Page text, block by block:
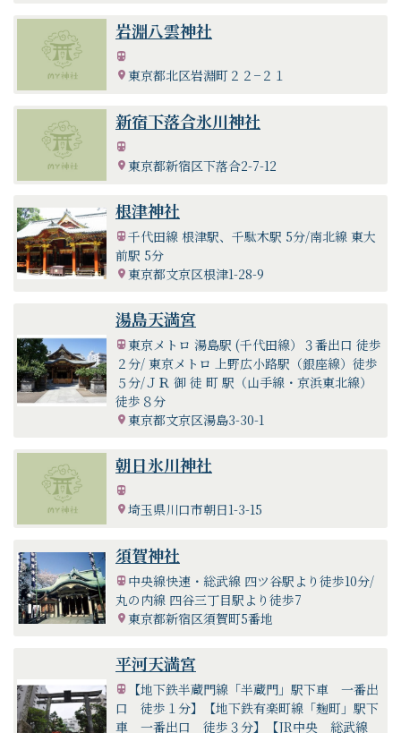
岩淵八雲神社
東京都北区岩淵町２２−２１
新宿下落合氷川神社
東京都新宿区下落合2-7-12
根津神社
千代田線 根津駅、千駄木駅 5分/南北線 東大
前駅 5分
東京都文京区根津1-28-9
湯島天満宮
東京メトロ 湯島駅 (千代田線）３番出口 徒歩
２分/ 東京メトロ 上野広小路駅（銀座線）徒歩
５分/ＪＲ 御 徒 町 駅（山手線・京浜東北線）
徒歩８分
東京都文京区湯島3-30-1
朝日氷川神社
埼玉県川口市朝日1-3-15
須賀神社
中央線快速・総武線 四ツ谷駅より徒歩10分/
丸の内線 四谷三丁目駅より徒歩7
東京都新宿区須賀町5番地
平河天満宮
【地下鉄半蔵門線「半蔵門」駅下車 一番出
口 徒歩１分】【地下鉄有楽町線「麹町」駅下
車 一番出口 徒歩３分】【JR中央 総武線